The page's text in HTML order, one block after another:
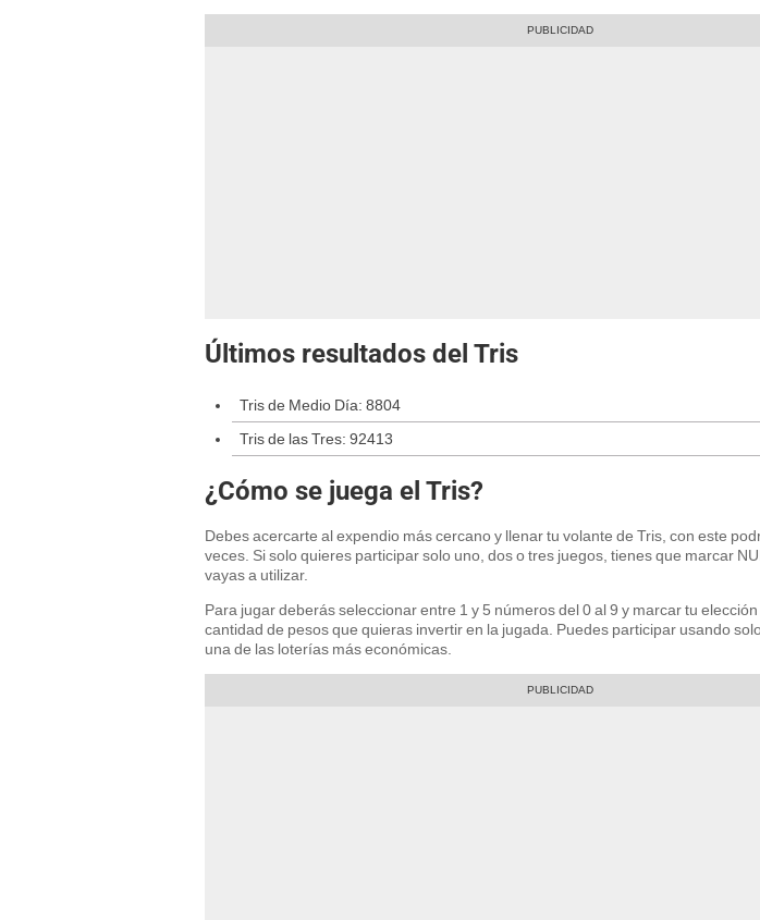
Últimos resultados del Tris
Tris de Medio Día: 8804
Tris de las Tres: 92413
¿Cómo se juega el Tris?
Debes acercarte al expendio más cercano y llenar tu volante de Tris, con este
veces. Si solo quieres participar solo uno, dos o tres juegos, tienes que marcar
vayas a utilizar.
Para jugar deberás seleccionar entre 1 y 5 números del 0 al 9 y marcar tu
cantidad de pesos que quieras invertir en la jugada. Puedes participar usando
una de las loterías más económicas.